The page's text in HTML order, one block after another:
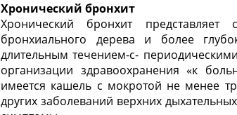
Хронический бронхит
Хронический бронхит
бронхиального дерева и более
длительным течением-с-
организации здравоохранения «к
имеется кашель с мокротой не менее
других заболеваний верхних